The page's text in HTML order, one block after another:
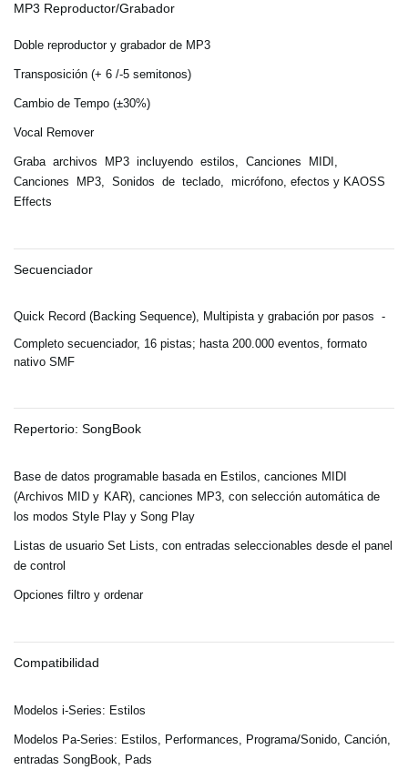
MP3 Reproductor/Grabador
Doble reproductor y grabador de MP3
Transposición (+ 6 /-5 semitonos)
Cambio de Tempo (±30%)
Vocal Remover
Graba archivos MP3 incluyendo estilos, Canciones MIDI,
Canciones MP3, Sonidos de teclado, micrófono, efectos y KAOSS
Effects
Secuenciador
Quick Record (Backing Sequence), Multipista y grabación por pasos -
Completo secuenciador, 16 pistas; hasta 200.000 eventos, formato
nativo SMF
Repertorio: SongBook
Base de datos programable basada en Estilos, canciones MIDI
(Archivos MID y KAR), canciones MP3, con selección automática de
los modos Style Play y Song Play
Listas de usuario Set Lists, con entradas seleccionables desde el panel
de control
Opciones filtro y ordenar
Compatibilidad
Modelos i-Series: Estilos
Modelos Pa-Series: Estilos, Performances, Programa/Sonido, Canción,
entradas SongBook, Pads